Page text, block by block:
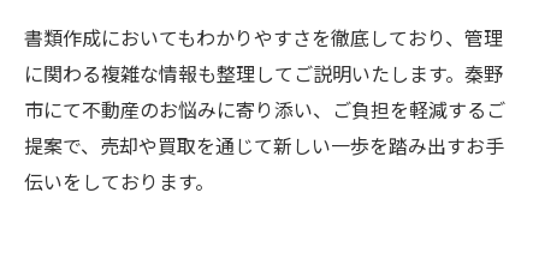
書類作成においてもわかりやすさを徹底しており、管理
に関わる複雑な情報も整理してご説明いたします。秦野
市にて不動産のお悩みに寄り添い、ご負担を軽減するご
提案で、売却や買取を通じて新しい一歩を踏み出すお手
伝いをしております。